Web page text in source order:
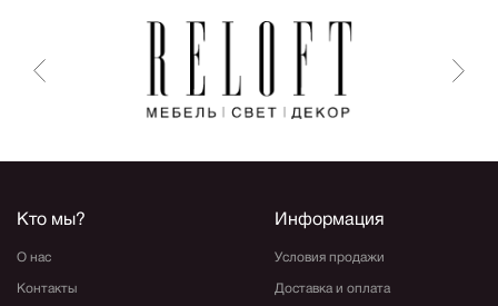
Кто мы?
О нас
Контакты
Информация
Условия продажи
Доставка и оплата